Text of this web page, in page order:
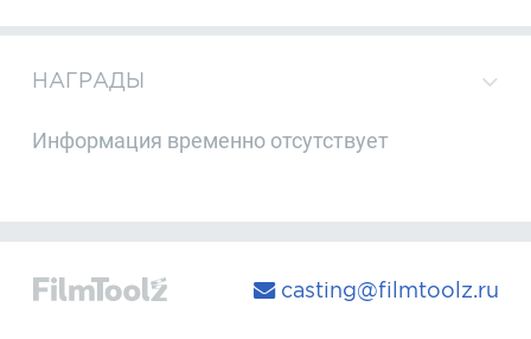
НАГРАДЫ
Информация временно отсутствует
casting@filmtoolz.ru